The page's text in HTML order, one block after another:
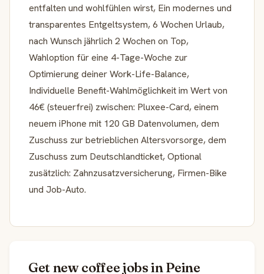
entfalten und wohlfühlen wirst, Ein modernes und
transparentes Entgeltsystem, 6 Wochen Urlaub,
nach Wunsch jährlich 2 Wochen on Top,
Wahloption für eine 4-Tage-Woche zur
Optimierung deiner Work-Life-Balance,
Individuelle Benefit-Wahlmöglichkeit im Wert von
46€ (steuerfrei) zwischen: Pluxee-Card, einem
neuem iPhone mit 120 GB Datenvolumen, dem
Zuschuss zur betrieblichen Altersvorsorge, dem
Zuschuss zum Deutschlandticket, Optional
zusätzlich: Zahnzusatzversicherung, Firmen-Bike
und Job-Auto.
Get new coffee jobs in Peine